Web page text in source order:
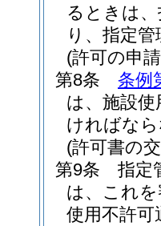
るときは
り、指定
(許可の申
第8条
条例
は、施設使
ければな
(許可書の
第9条
指定
は、これ
使用不許可